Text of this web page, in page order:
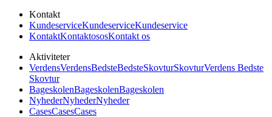
Kontakt
KundeserviceKundeserviceKundeservice
KontaktKontaktososKontakt os
Aktiviteter
VerdensVerdensBedsteBedsteSkovturSkovturVerdens Bedste
Skovtur
BageskolenBageskolenBageskolen
NyhederNyhederNyheder
CasesCasesCases